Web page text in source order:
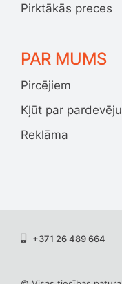
Pirktākās preces
PAR MUMS
Pircējiem
Kļūt par pardevēju
Reklāma
+371 26 489 664